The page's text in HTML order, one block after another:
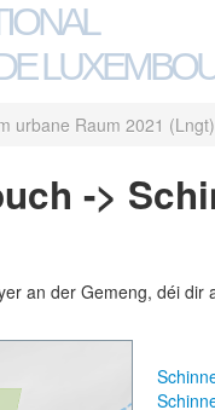
urbane Raum 2021 (Lngt)
->
an der Gemeng, déi